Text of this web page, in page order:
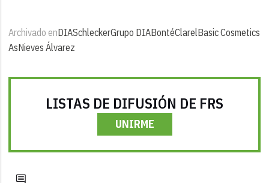
Archivado enDIASchleckerGrupo DIABontéClarelBasic Cosmetics
AsNieves Álvarez
LISTAS DE DIFUSIÓN DE FRS
UNIRME